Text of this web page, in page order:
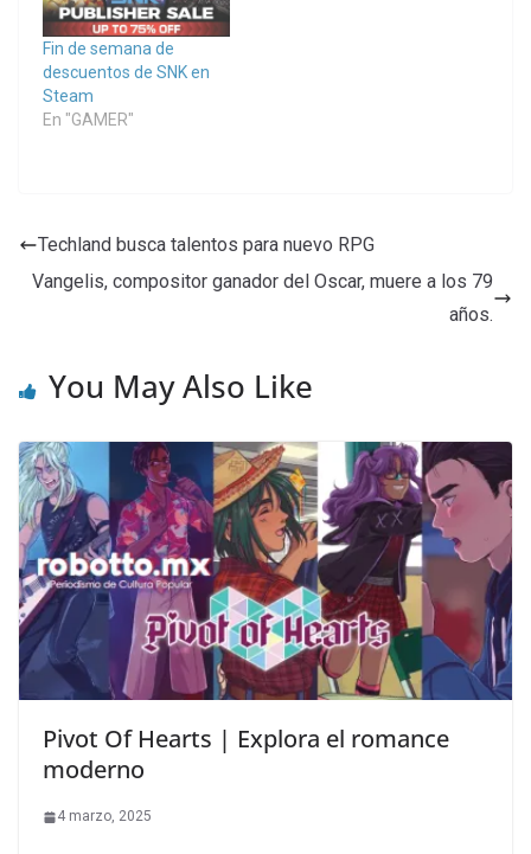
Fin de semana de
descuentos de SNK en
Steam
En "GAMER"
Techland busca talentos para nuevo RPG
Vangelis, compositor ganador del Oscar, muere a los 79
años.
You May Also Like
Pivot Of Hearts | Explora el romance
moderno
4 marzo, 2025